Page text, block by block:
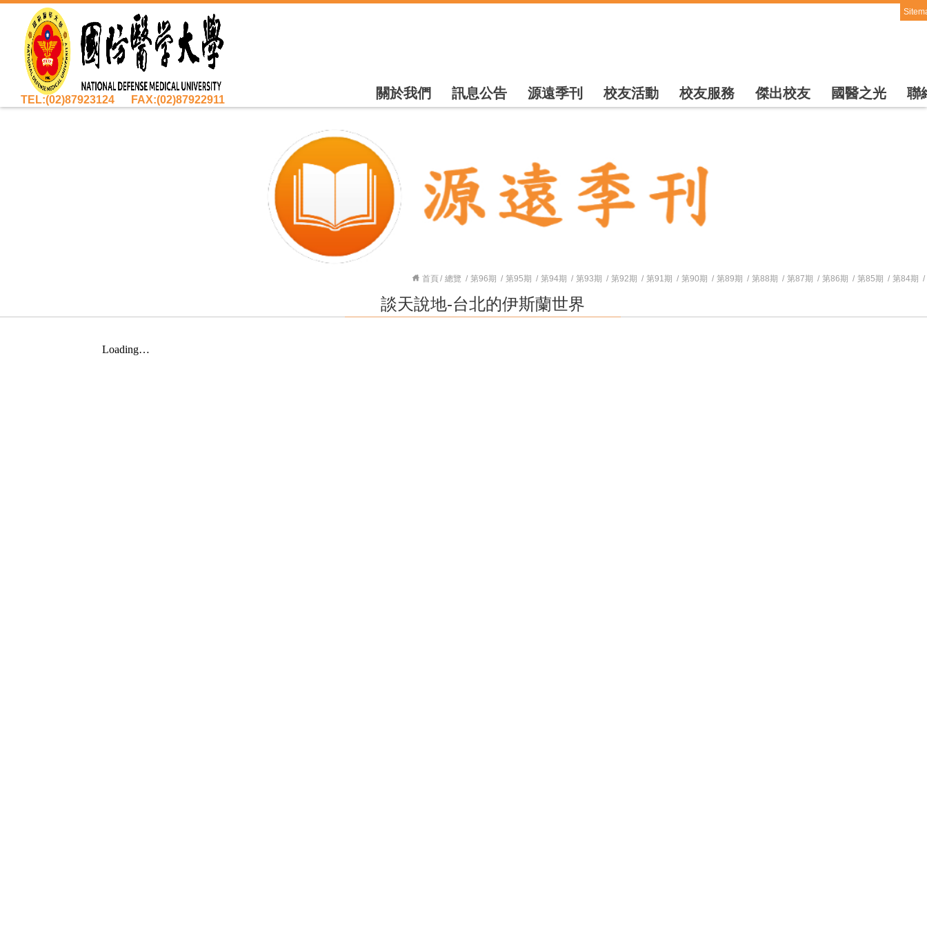
關於我們 訊息公告 源遠季刊 校友活動 校友服務 傑出校友 國醫之光 聯
TEL:(02)87923124 FAX:(02)87922911
首頁 總覽 第96期 第95期 第94期 第93期 第92期 第91期 第90期 第89期 第88期 第87期 第86期 第85期 第84期
談天說地-台北的伊斯蘭世界